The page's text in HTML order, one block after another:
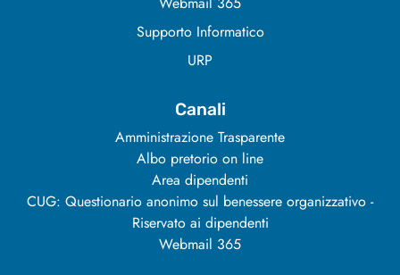
Supporto Informatico
URP
Canali
Amministrazione Trasparente
Albo pretorio on line
Area dipendenti
CUG: Questionario anonimo sul benessere organizzativo -
Riservato ai dipendenti
Webmail 365